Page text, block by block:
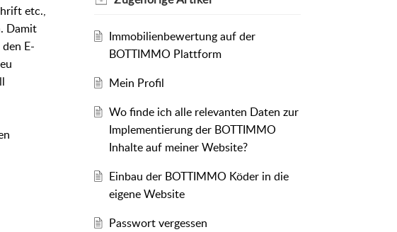
etc.,
Damit
E-
Immobilienbewertung auf der
BOTTIMMO Plattform
Mein Profil
Wo finde ich alle relevanten Daten zur
Implementierung der BOTTIMMO
Inhalte auf meiner Website?
Einbau der BOTTIMMO Köder in die
eigene Website
Passwort vergessen